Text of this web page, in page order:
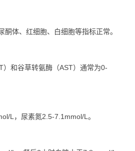
体、红细胞、白细胞等指标正常。
）和谷草转氨酶（AST）通常为0-
L，尿素氮2.5-7.1mmol/L。